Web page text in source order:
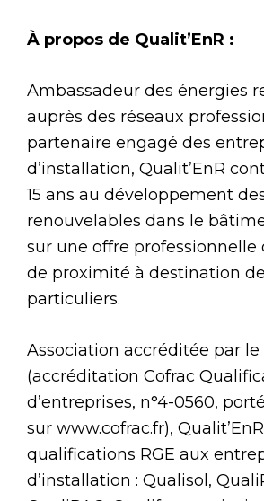
À propos de Qualit’EnR :
Ambassadeur des énergies
auprès des réseaux
partenaire engagé des
d’installation, Qualit’EnR
15 ans au développement
renouvelables dans le
sur une offre
de proximité à destination
particuliers.
Association accréditée par le
(accréditation Cofrac
d’entreprises, n°4-0560,
sur www.cofrac.fr),
qualifications RGE aux
d’installation : Qualisol,